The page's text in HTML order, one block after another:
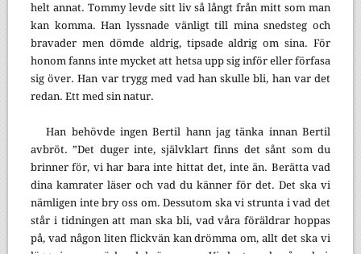
helt annat. Tommy levde sitt liv så långt från mitt som man
kan komma. Han lyssnade vänligt till mina snedsteg och
bravader men dömde aldrig, tipsade aldrig om sina. För
honom fanns inte mycket att hetsa upp sig inför eller förfasa
sig över. Han var trygg med vad han skulle bli, han var det
redan. Ett med sin natur.
Han behövde ingen Bertil hann jag tänka innan Bertil
avbröt. ”Det duger inte, självklart finns det sånt som du
brinner för, vi har bara inte hittat det, inte än. Berätta vad
dina kamrater läser och vad du känner för det. Det ska vi
nämligen inte bry oss om. Dessutom ska vi strunta i vad det
står i tidningen att man ska bli, vad våra föräldrar hoppas
på, vad någon liten flickvän kan drömma om, allt det ska vi